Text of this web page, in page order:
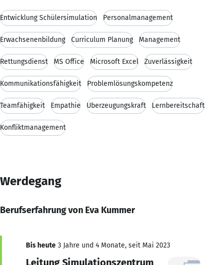
Entwicklung Schülersimulation Personalmanagement
Erwachsenenbildung Curriculum Planung Management
Rettungsdienst MS Office Microsoft Excel Zuverlässigkeit
Kommunikationsfähigkeit Problemlösungskompetenz
Teamfähigkeit Empathie Überzeugungskraft Lernbereitschaft
Konfliktmanagement
Werdegang
Berufserfahrung von Eva Kummer
Bis heute 3 Jahre und 4 Monate, seit Mai 2023
Leitung Simulationszentrum